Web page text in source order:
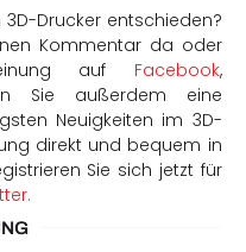
Drucker entschieden?
Kommentar da oder
auf Facebook,
Sie außerdem eine
Neuigkeiten im 3D-
direkt und bequem in
Sie sich jetzt für